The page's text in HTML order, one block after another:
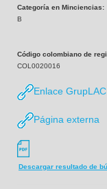
Categoría en Minciencias:
B
Código colombiano de
COL0020016
Enlace GrupLAC
Página externa
Descargar resultado de